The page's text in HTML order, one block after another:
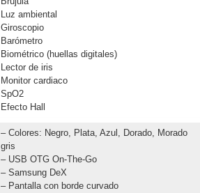
Luz ambiental
Giroscopio
Barómetro
Biométrico (huellas digitales)
Lector de iris
Monitor cardiaco
SpO2
Efecto Hall
– Colores: Negro, Plata, Azul, Dorado, Morado
gris
– USB OTG On-The-Go
– Samsung DeX
– Pantalla con borde curvado